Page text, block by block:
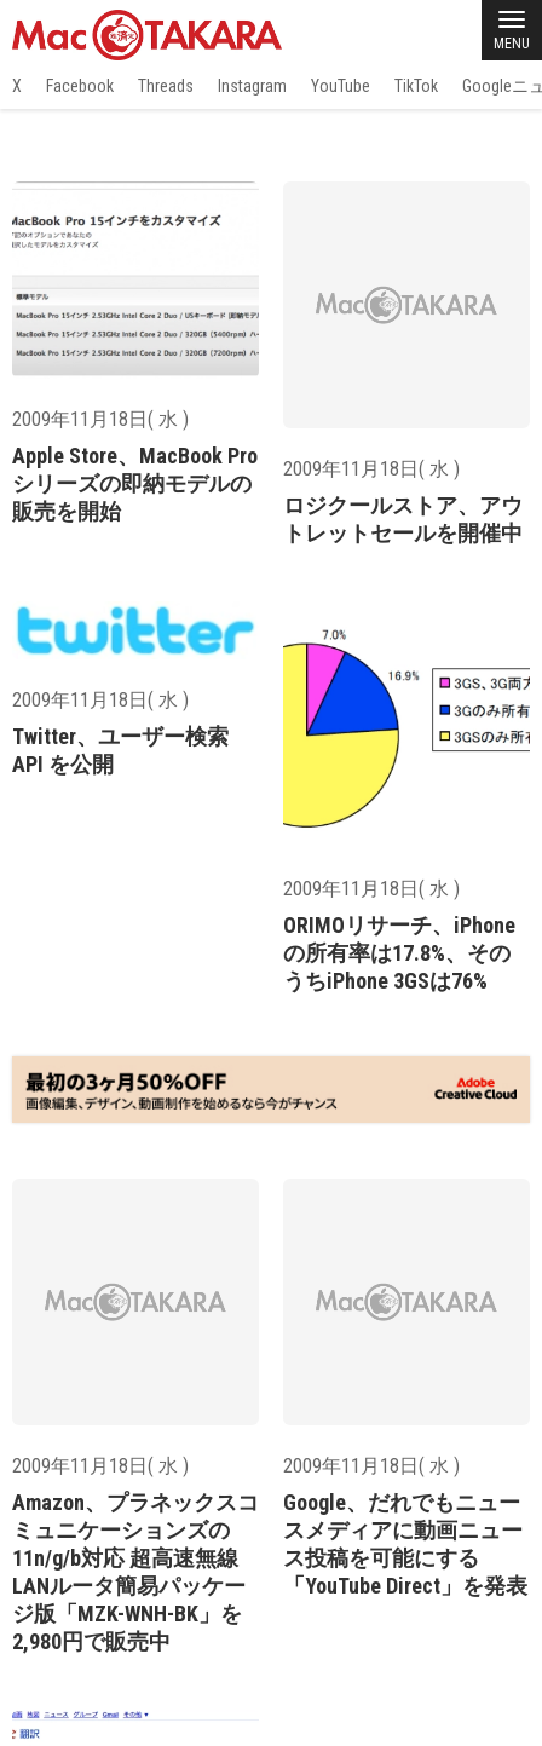
MENU
X Facebook Threads Instagram YouTube TikTok Googleニ
2009年11月18日( 水 )
Apple Store、MacBook Pro
シリーズの即納モデルの
販売を開始
2009年11月18日( 水 )
ロジクールストア、アウ
トレットセールを開催中
2009年11月18日( 水 )
Twitter、ユーザー検索
API を公開
2009年11月18日( 水 )
ORIMOリサーチ、iPhone
の所有率は17.8%、その
うちiPhone 3GSは76%
2009年11月18日( 水 )
Amazon、プラネックスコ
ミュニケーションズの
11n/g/b対応 超高速無線
LANルータ簡易パッケー
ジ版「MZK-WNH-BK」を
2,980円で販売中
2009年11月18日( 水 )
Google、だれでもニュー
スメディアに動画ニュー
ス投稿を可能にする
「YouTube Direct」を発表